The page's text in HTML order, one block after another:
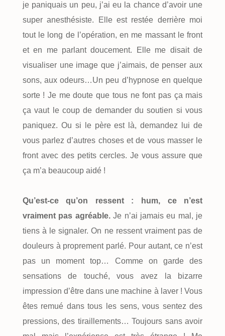
je paniquais un peu, j’ai eu la chance d’avoir une
super anesthésiste. Elle est restée derrière moi
tout le long de l’opération, en me massant le front
et en me parlant doucement. Elle me disait de
visualiser une image que j’aimais, de penser aux
sons, aux odeurs…Un peu d’hypnose en quelque
sorte ! Je me doute que tous ne font pas ça mais
ça vaut le coup de demander du soutien si vous
paniquez. Ou si le père est là, demandez lui de
vous parlez d’autres choses et de vous masser le
front avec des petits cercles. Je vous assure que
ça m’a beaucoup aidé !
Qu’est-ce qu’on ressent : hum, ce n’est
vraiment pas agréable.Je n’ai jamais eu mal, je
tiens à le signaler. On ne ressent vraiment pas de
douleurs à proprement parlé. Pour autant, ce n’est
pas un moment top… Comme on garde des
sensations de touché, vous avez la bizarre
impression d’être dans une machine à laver ! Vous
êtes remué dans tous les sens, vous sentez des
pressions, des tiraillements… Toujours sans avoir